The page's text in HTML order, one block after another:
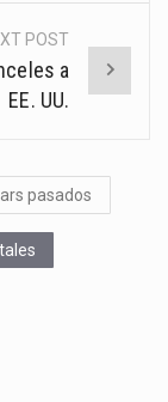
POST
a
EE. UU.
pasados